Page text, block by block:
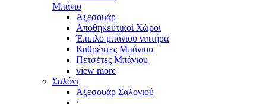
Μπάνιο
Αξεσουάρ
Αποθηκευτικοί Χώροι
Έπιπλο μπάνιου νιπτήρα
Καθρέπτες Μπάνιου
Πετσέτες Μπάνιου
view more
Σαλόνι
Αξεσουάρ Σαλονιού